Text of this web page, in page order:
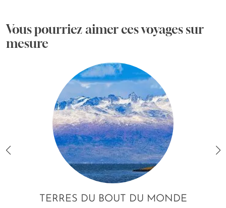
Vous pourriez aimer ces voyages sur
mesure
TERRES DU BOUT DU MONDE